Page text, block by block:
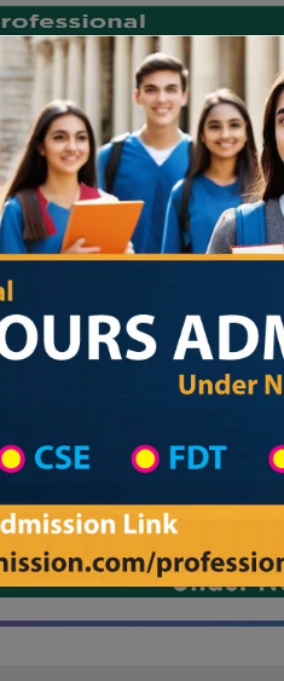
Private University
School in Jashore Wise
Private